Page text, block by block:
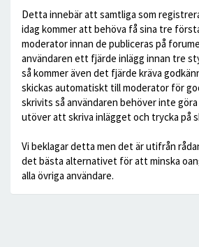
Detta innebär att samtliga som
idag kommer att behöva få sina tre
moderator innan de publiceras på
användaren ett fjärde inlägg innan tre
så kommer även det fjärde kräva
skickas automatiskt till moderator för
skrivits så användaren behöver inte
utöver att skriva inlägget och trycka på
Vi beklagar detta men det är utifrån
det bästa alternativet för att minska
alla övriga användare.